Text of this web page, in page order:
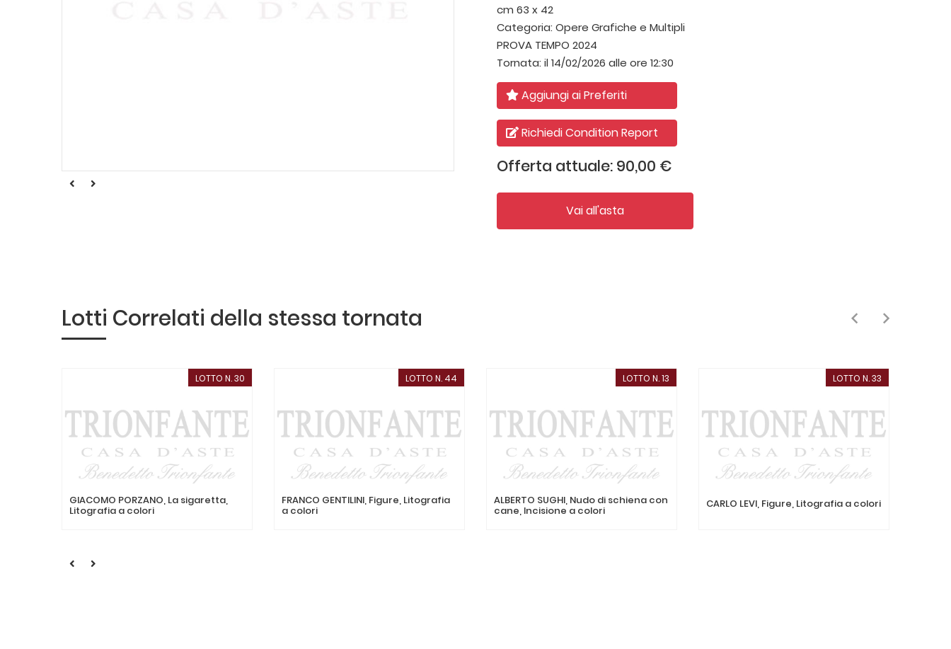
cm 63 x 42
Categoria: Opere Grafiche e Multipli
PROVA TEMPO 2024
Tornata: il 14/02/2026 alle ore 12:30
Aggiungi ai Preferiti
Richiedi Condition Report
Offerta attuale: 90,00 €
Vai all'asta
Lotti Correlati della stessa tornata
LOTTO N. 30
GIACOMO PORZANO, La sigaretta,
Litografia a colori
LOTTO N. 44
FRANCO GENTILINI, Figure, Litografia
a colori
LOTTO N. 13
ALBERTO SUGHI, Nudo di schiena con
cane, Incisione a colori
LOTTO N. 33
CARLO LEVI, Figure, Litografia a colori